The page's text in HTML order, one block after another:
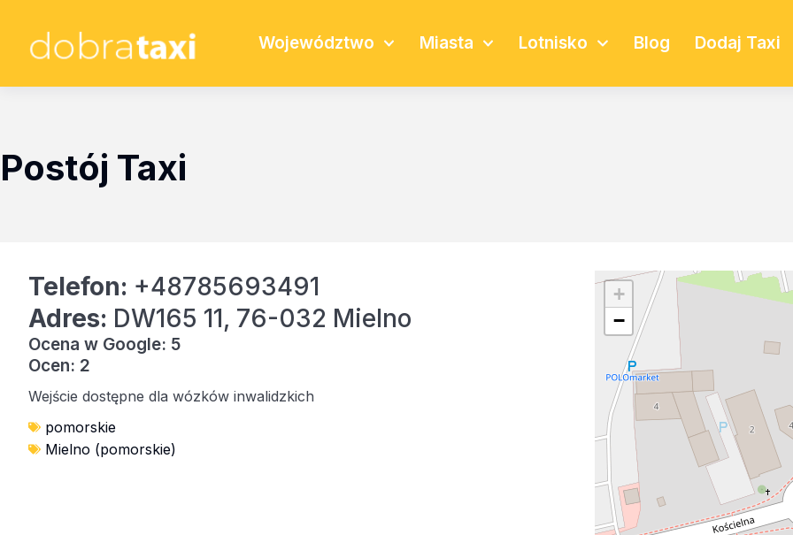
Województwo Miasta Lotnisko Blog Dodaj Taxi
Postój Taxi
Telefon: +48785693491
Adres: DW165 11, 76-032 Mielno
Ocena w Google: 5
Ocen: 2
Wejście dostępne dla wózków inwalidzkich
pomorskie
Mielno (pomorskie)
+
−